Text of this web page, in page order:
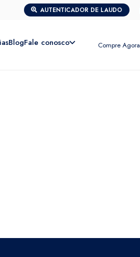
AUTENTICADOR DE LAUDO
BlogFale conosco Compre Agora